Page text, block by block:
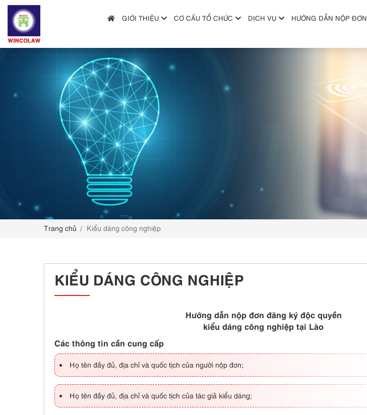
CƠ CẤU TỔ CHỨC
HƯỚNG DẪN NỘP ĐƠN
TRA CỨU SỞ HỮU TRÍ TUỆ
TIN TỨC & VĂN BẢN PHÁP LUẬT
HỎI ĐÁP
GIỚI THIỆU CƠ CẤU TỔ CHỨC DỊCH VỤ HƯỚNG DẪN NỘP ĐƠN
Trang chủ Kiểu dáng công nghiệp
KIỂU DÁNG CÔNG NGHIỆP
Hướng dẫn nộp đơn đăng ký độc quyền
kiểu dáng công nghiệp tại Lào
Các thông tin cần cung cấp
Họ tên đầy đủ, địa chỉ và quốc tịch của người nộp đơn;
Họ tên đầy đủ, địa chỉ và quốc tịch của tác giả kiểu dáng;